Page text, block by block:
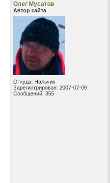
Олег Мусатов
Автор сайта
Откуда: Нальчик
Зарегистрирован: 2007-07-09
Сообщений: 355